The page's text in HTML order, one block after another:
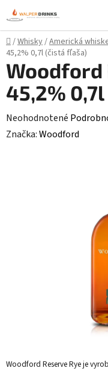
Prejsť
na
obsah
Domov
/Whisky/Americká
45,2% 0,7l (čistá fľaša)
Woodford Reserve Rye je
Woodford
45,2%
Priemerné
hodnotenie
Neohodnotené
Značka:Woodford